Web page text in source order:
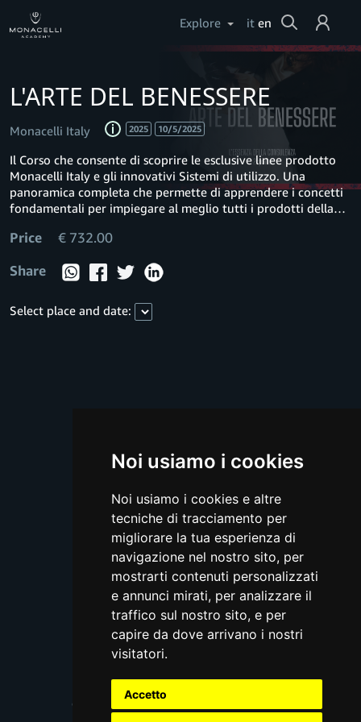
Noi usiamo i cookies
Noi usiamo i cookies e altre
tecniche di tracciamento per
migliorare la tua esperienza di
navigazione nel nostro sito, per
mostrarti contenuti personalizzati
e annunci mirati, per analizzare il
traffico sul nostro sito, e per
capire da dove arrivano i nostri
visitatori.
Accetto
Explore it en Cerca
Login
L'ARTE DEL BENESSERE
Monacelli Italy 2025 10/5/2025
Il Corso che consente di scoprire le esclusive linee prodotto
Monacelli Italy e gli innovativi Sistemi di utilizzo. Una
panoramica completa che permette di apprendere i concetti
fondamentali per impiegare al meglio tutti i prodotti della
attraverso un codice codificato e trasferibile.
Price
€ 732.00
Share
Select place and date:
Cookie
Ondemand platform powered by